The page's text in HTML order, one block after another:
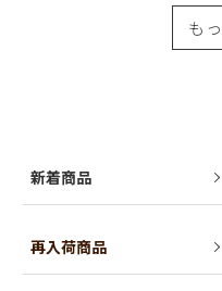
も
新着商品
再入荷商品